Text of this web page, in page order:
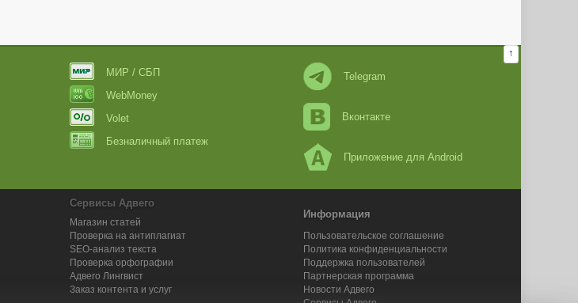
↑
МИР / СБП
WebMoney
Volet
Безналичный платеж
Telegram
Вконтакте
Приложение для Android
Сервисы Адвего
Магазин статей
Проверка на антиплагиат
SEO-анализ текста
Проверка орфографии
Адвего Лингвист
Заказ контента и услуг
Информация
Пользовательское соглашение
Политика конфиденциальности
Поддержка пользователей
Партнерская программа
Новости Адвего